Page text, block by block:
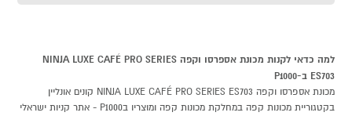
למה כדאי לקנות מכונת אספרסו וקפה NINJA LUXE CAFÉ PRO SERIES
ES703 ב-P1000
מכונת אספרסו וקפה NINJA LUXE CAFÉ PRO SERIES ES703 קונים אונליין
בקטגוריית מכונות קפה במחלקת מכונות קפה ומוצריו בP1000 - אתר קניות ישראלי